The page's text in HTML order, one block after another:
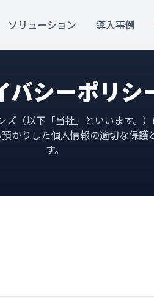
ソリューション 導入事例
バシーポリシ
（以下「当社」といいます。
かりした個人情報の適切な保護
す。